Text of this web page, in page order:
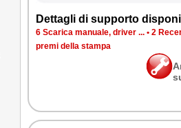
Dettagli di supporto
6 Scarica manuale, driver ... • 2
premi della stampa